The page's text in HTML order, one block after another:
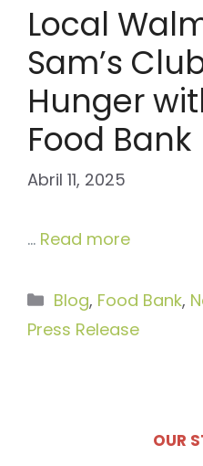
Local
Sam’s
Hunger
Food Bank
Abril 11, 2025
… Read more
Categories
Blog, Food Bank,
Press Release
OUR